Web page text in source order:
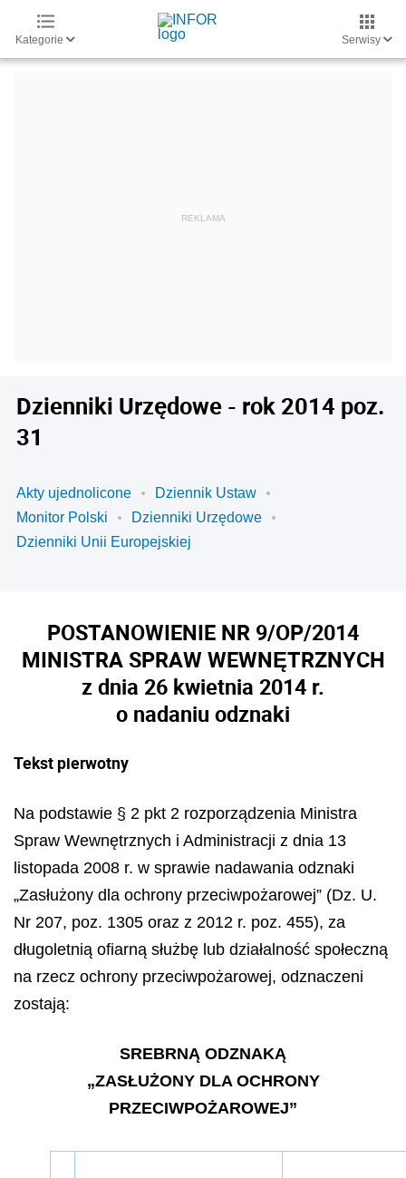
Kategorie Serwisy
Dzienniki Urzędowe - rok 2014 poz.
31
Akty ujednolicone
Dziennik Ustaw
Monitor Polski
Dzienniki Urzędowe
Dzienniki Unii Europejskiej
POSTANOWIENIE NR 9/OP/2014
MINISTRA SPRAW WEWNĘTRZNYCH
z dnia 26 kwietnia 2014 r.
o nadaniu odznaki
Tekst pierwotny
Na podstawie § 2 pkt 2 rozporządzenia Ministra
Spraw Wewnętrznych i Administracji z dnia 13
listopada 2008 r. w sprawie nadawania odznaki
„Zasłużony dla ochrony przeciwpożarowej” (Dz. U.
Nr 207, poz. 1305 oraz z 2012 r. poz. 455), za
długoletnią ofiarną służbę lub działalność społeczną
na rzecz ochrony przeciwpożarowej, odznaczeni
zostają:
SREBRNĄ ODZNAKĄ
„ZASŁUŻONY DLA OCHRONY
PRZECIWPOŻAROWEJ”